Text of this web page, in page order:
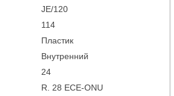
JE/120
114
Пластик
Внутренний
24
R. 28 ECE-ONU